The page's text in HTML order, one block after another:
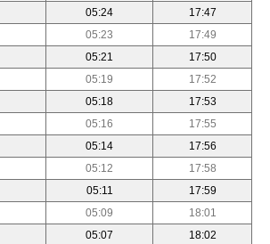
05:24
17:47
05:23
17:49
05:21
17:50
05:19
17:52
05:18
17:53
05:16
17:55
05:14
17:56
05:12
17:58
05:11
17:59
05:09
18:01
05:07
18:02